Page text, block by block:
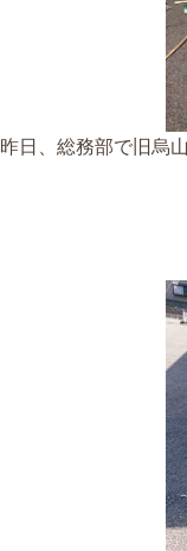
昨日、総務部で旧烏